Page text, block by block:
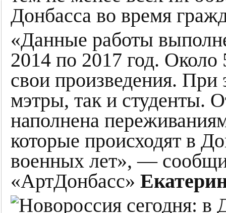
Донбасса во время
«Данные работы
2014 по 2017 год. Около
свои произведения. При
мэтры, так и студенты.
наполнена
которые происходят в
военных лет», —
«АртДонбасс»